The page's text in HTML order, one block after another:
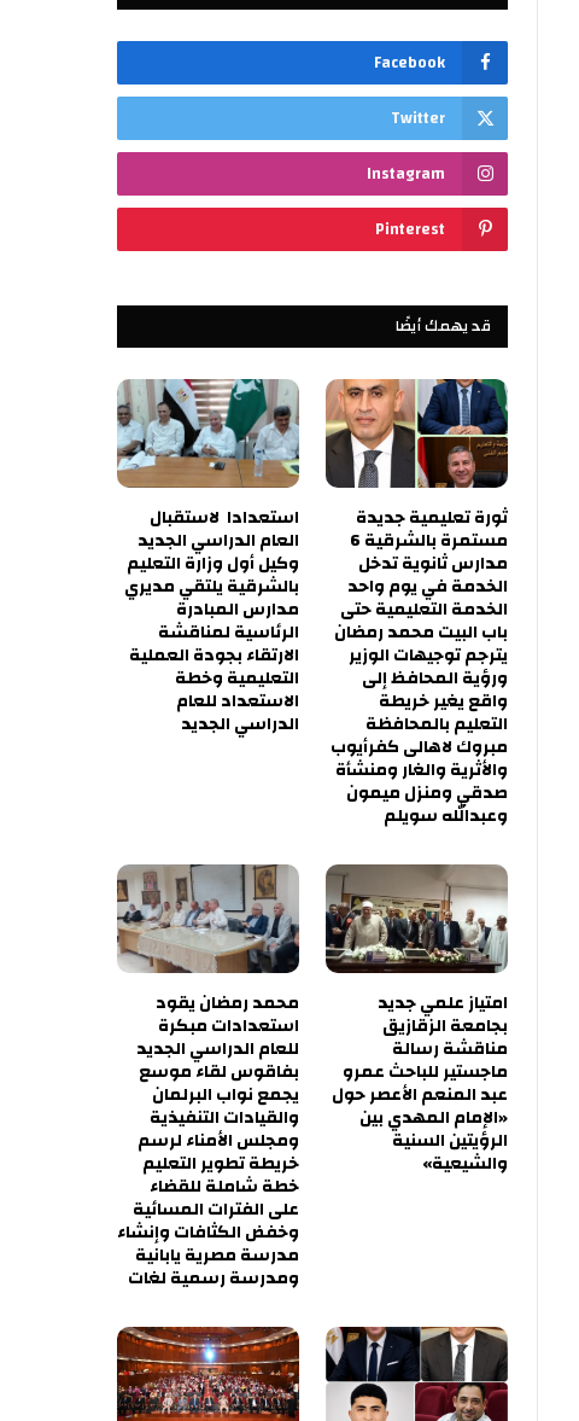
Facebook
Twitter
Instagram
Pinterest
قد يهمك أيضًا
ثورة تعليمية جديدة
مستمرة بالشرقية 6
مدارس ثانوية تدخل
الخدمة في يوم واحد
الخدمة التعليمية حتى
باب البيت محمد رمضان
يترجم توجيهات الوزير
ورؤية المحافظ إلى
واقع يغير خريطة
التعليم بالمحافظة
مبروك لاهالى كفرأيوب
والأثرية والغار ومنشأة
صدقي ومنزل ميمون
وعبدالله سويلم
استعدادا لاستقبال
العام الدراسي الجديد
وكيل أول وزارة التعليم
بالشرقية يلتقي مديري
مدارس المبادرة
الرئاسية لمناقشة
الارتقاء بجودة العملية
التعليمية وخطة
الاستعداد للعام
الدراسي الجديد
امتياز علمي جديد
بجامعة الزقازيق
مناقشة رسالة
ماجستير للباحث عمرو
عبد المنعم الأعصر حول
«الإمام المهدي بين
الرؤيتين السنية
والشيعية»
محمد رمضان يقود
استعدادات مبكرة
للعام الدراسي الجديد
بفاقوس لقاء موسع
يجمع نواب البرلمان
والقيادات التنفيذية
ومجلس الأمناء لرسم
خريطة تطوير التعليم
خطة شاملة للقضاء
على الفترات المسائية
وخفض الكثافات وإنشاء
مدرسة مصرية يابانية
ومدرسة رسمية لغات